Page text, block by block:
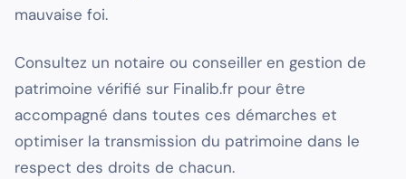
mauvaise foi.
Consultez un notaire ou conseiller en gestion de
patrimoine vérifié sur Finalib.fr pour être
accompagné dans toutes ces démarches et
optimiser la transmission du patrimoine dans le
respect des droits de chacun.